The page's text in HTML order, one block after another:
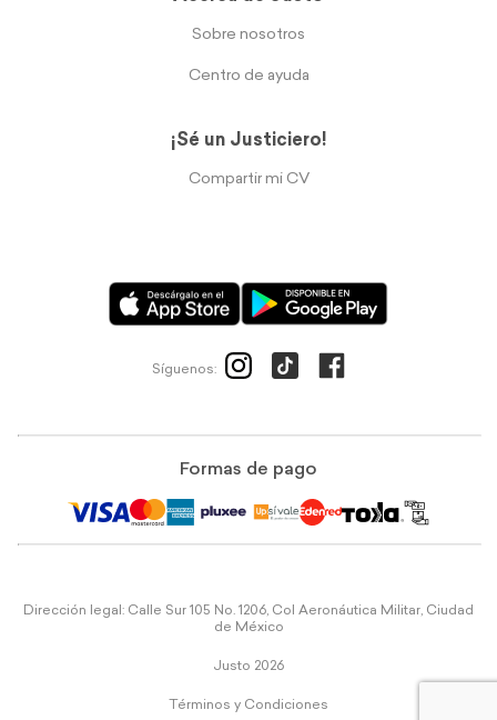
Sobre nosotros
Centro de ayuda
¡Sé un Justiciero!
Compartir mi CV
Síguenos:
Formas de pago
Dirección legal: Calle Sur 105 No. 1206, Col Aeronáutica Militar, Ciudad
de México
Justo 2026
Términos y Condiciones